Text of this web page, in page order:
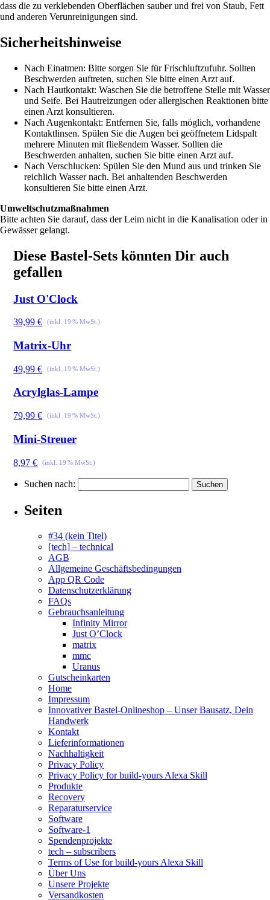
dass die zu verklebenden Oberflächen sauber und frei von Staub, Fett
und anderen Verunreinigungen sind.
Sicherheitshinweise
Nach Einatmen: Bitte sorgen Sie für Frischluftzufuhr. Sollten
Beschwerden auftreten, suchen Sie bitte einen Arzt auf.
Nach Hautkontakt: Waschen Sie die betroffene Stelle mit Wasser
und Seife. Bei Hautreizungen oder allergischen Reaktionen bitte
einen Arzt konsultieren.
Nach Augenkontakt: Entfernen Sie, falls möglich, vorhandene
Kontaktlinsen. Spülen Sie die Augen bei geöffnetem Lidspalt
mehrere Minuten mit fließendem Wasser. Sollten die
Beschwerden anhalten, suchen Sie bitte einen Arzt auf.
Nach Verschlucken: Spülen Sie den Mund aus und trinken Sie
reichlich Wasser nach. Bei anhaltenden Beschwerden
konsultieren Sie bitte einen Arzt.
Umweltschutzmaßnahmen
Bitte achten Sie darauf, dass der Leim nicht in die Kanalisation oder in
Gewässer gelangt.
Diese Bastel-Sets könnten Dir auch
gefallen
Just O'Clock
39,99€
Matrix-Uhr
49,99€
Acrylglas-Lampe
79,99€
Mini-Streuer
8,97€
Suchen nach:
Seiten
#34 (kein Titel)
[tech] – technical
AGB
Allgemeine Geschäftsbedingungen
App QR Code
Datenschutzerklärung
FAQs
Gebrauchsanleitung
Infinity Mirror
Just O’Clock
matrix
mmc
Uranus
Gutscheinkarten
Home
Impressum
Innovativer Bastel-Onlineshop – Unser Bausatz, Dein
Handwerk
Kontakt
Lieferinformationen
Nachhaltigkeit
Privacy Policy
Privacy Policy for build-yours Alexa Skill
Produkte
Recovery
Reparaturservice
Software
Software-1
Spendenprojekte
tech – subscribers
Terms of Use for build-yours Alexa Skill
Über Uns
Unsere Projekte
Versandkosten